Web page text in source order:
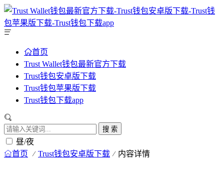
首页
Trust Wallet钱包最新官方下载
Trust钱包安卓版下载
Trust钱包苹果版下载
Trust钱包下载app
搜 索
昼/夜
首页 Trust钱包安卓版下载 内容详情